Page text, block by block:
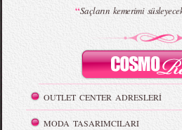
“Saçların kemerimi
OUTLET CENTER ADRESLERİ
MODA TASARIMCILARI